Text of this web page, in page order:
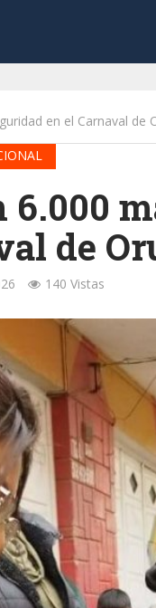
en el Carnaval de
de
140 Vistas